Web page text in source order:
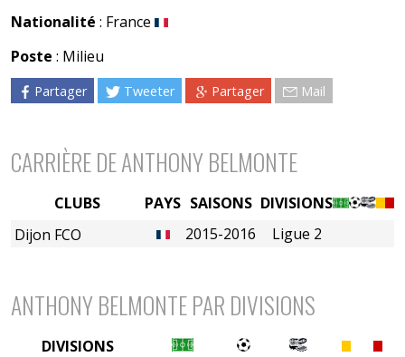
Nationalité : France
Poste : Milieu
Partager Tweeter Partager Mail
CARRIÈRE DE ANTHONY BELMONTE
PAYS SAISONS DIVISIONS
2015-2016
Ligue 2
CLUBS
Dijon FCO
ANTHONY BELMONTE PAR DIVISIONS
DIVISIONS